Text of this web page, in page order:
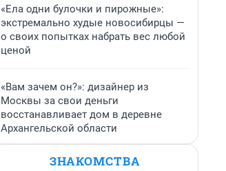
«Ела одни булочки и пирожные»:
экстремально худые новосибирцы —
о своих попытках набрать вес любой
ценой
«Вам зачем он?»: дизайнер из
Москвы за свои деньги
восстанавливает дом в деревне
Архангельской области
ЗНАКОМСТВА